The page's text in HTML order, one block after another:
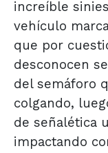
increíble
vehículo
que por
desconocen
del semáforo
colgando,
de señalética
impactando